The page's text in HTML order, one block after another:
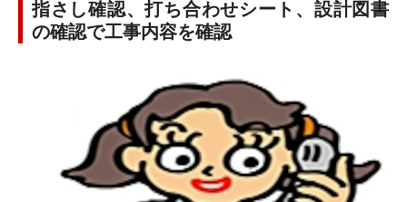
指さし確認、打ち合わせシート、設計図書
の確認で工事内容を確認